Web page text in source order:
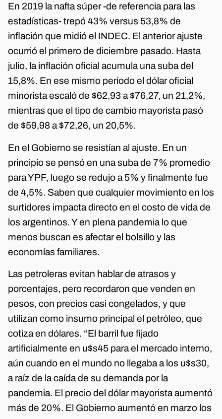
En 2019 la nafta súper -de referencia para las
estadísticas- trepó 43% versus 53,8% de
inflación que midió el INDEC. El anterior ajuste
ocurrió el primero de diciembre pasado. Hasta
julio, la inflación oficial acumula una suba del
15,8%. En ese mismo período el dólar oficial
minorista escaló de $62,93 a $76,27, un 21,2%,
mientras que el tipo de cambio mayorista pasó
de $59,98 a $72,26, un 20,5%.
En el Gobierno se resistían al ajuste. En un
principio se pensó en una suba de 7% promedio
para YPF, luego se redujo a 5% y finalmente fue
de 4,5%. Saben que cualquier movimiento en los
surtidores impacta directo en el costo de vida de
los argentinos. Y en plena pandemia lo que
menos buscan es afectar el bolsillo y las
economías familiares.
Las petroleras evitan hablar de atrasos y
porcentajes, pero recordaron que venden en
pesos, con precios casi congelados, y que
utilizan como insumo principal el petróleo, que
cotiza en dólares. “El barril fue fijado
artificialmente en u$s45 para el mercado interno,
aún cuando en el mundo no llegaba a los u$s30,
a raíz de la caída de su demanda por la
pandemia. El precio del dólar mayorista aumentó
más de 20%. El Gobierno aumentó en marzo los